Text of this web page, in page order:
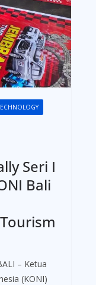
Seri I
Bali
– Ketua
(KONI)